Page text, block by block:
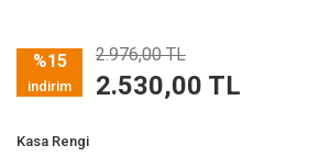
%15
indirim
2.976,00 TL
2.530,00 TL
Kasa Rengi